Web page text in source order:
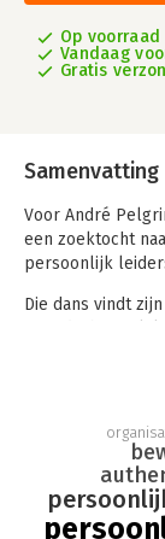
Op voorraad
Vandaag
Gratis
Samenvatting
Voor André
een zoektocht
persoonlijk
Die dans vindt
Hoe loopt jouw
in al je vrijheid
betekent dat
deel van